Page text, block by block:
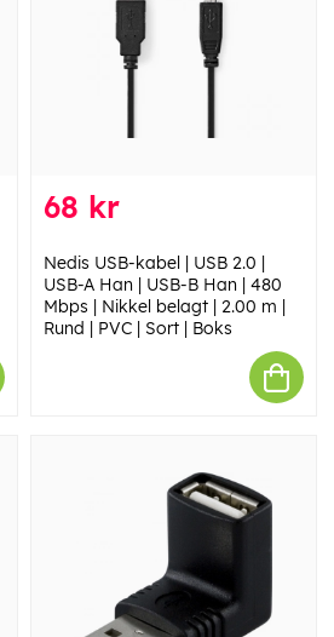
68 kr
Nedis USB-kabel | USB 2.0 |
USB-A Han | USB-B Han | 480
Mbps | Nikkel belagt | 2.00 m |
Rund | PVC | Sort | Boks